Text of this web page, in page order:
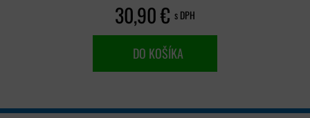
30,90 € s DPH
DO KOŠÍKA